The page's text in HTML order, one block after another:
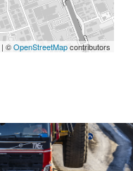
| ©OpenStreetMapcontributors